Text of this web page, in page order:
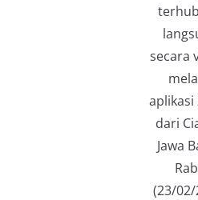
secara
aplikasi
dari
Jawa
(23/02/